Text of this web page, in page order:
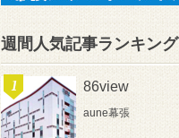
週間人気記事ランキング
86view
aune幕張